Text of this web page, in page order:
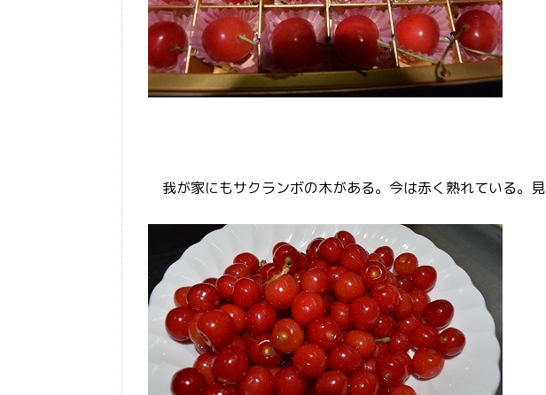
我が家にもサクランボの木がある。今は赤く熟れている。見